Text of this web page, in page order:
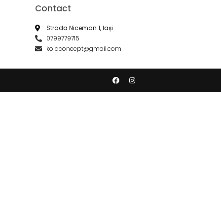
Contact
Strada Niceman 1, Iași
0799779715
kojaconcept@gmail.com